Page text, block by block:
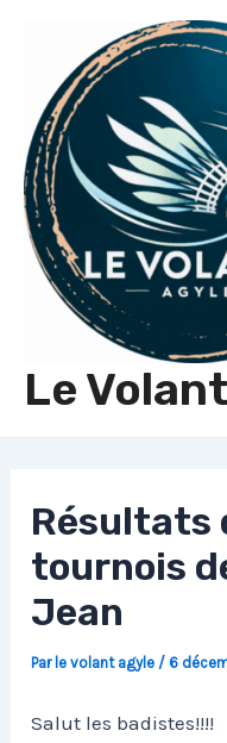
contenu
Le
Résultats
tournois
Jean
Par le volant agyle / 6
Salut les badistes!!!!